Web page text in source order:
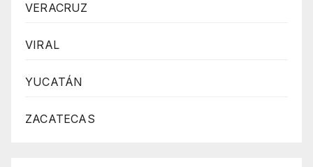
VERACRUZ
VIRAL
YUCATÁN
ZACATECAS